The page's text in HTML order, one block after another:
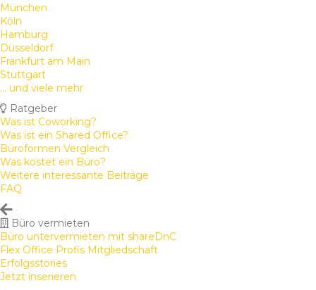
München
Köln
Hamburg
Düsseldorf
Frankfurt am Main
Stuttgart
... und viele mehr
Ratgeber
Was ist Coworking?
Was ist ein Shared Office?
Büroformen Vergleich
Was kostet ein Büro?
Weitere interessante Beiträge
FAQ
Büro vermieten
Büro untervermieten mit shareDnC
Flex Office Profis Mitgliedschaft
Erfolgsstories
Jetzt inserieren